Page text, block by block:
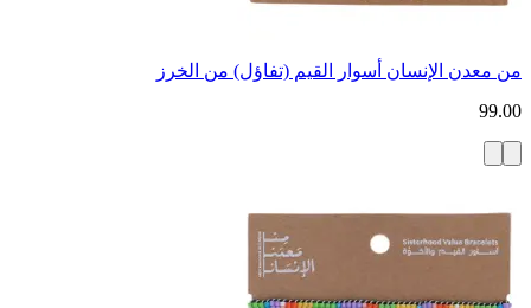
من معدن الإنسان أسوار القيم (تفاؤل) من الخرز
99.00